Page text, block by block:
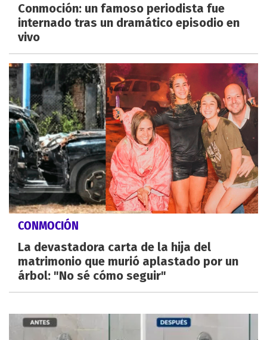
Conmoción: un famoso periodista fue
internado tras un dramático episodio en
vivo
CONMOCIÓN
La devastadora carta de la hija del
matrimonio que murió aplastado por un
árbol: "No sé cómo seguir"